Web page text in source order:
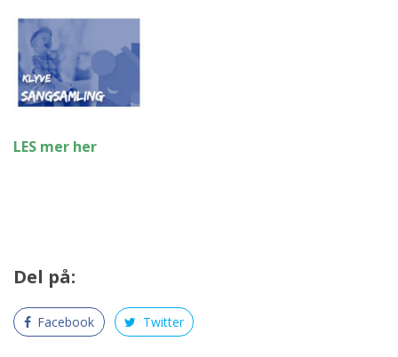
LES mer her
Del på:
Facebook Twitter